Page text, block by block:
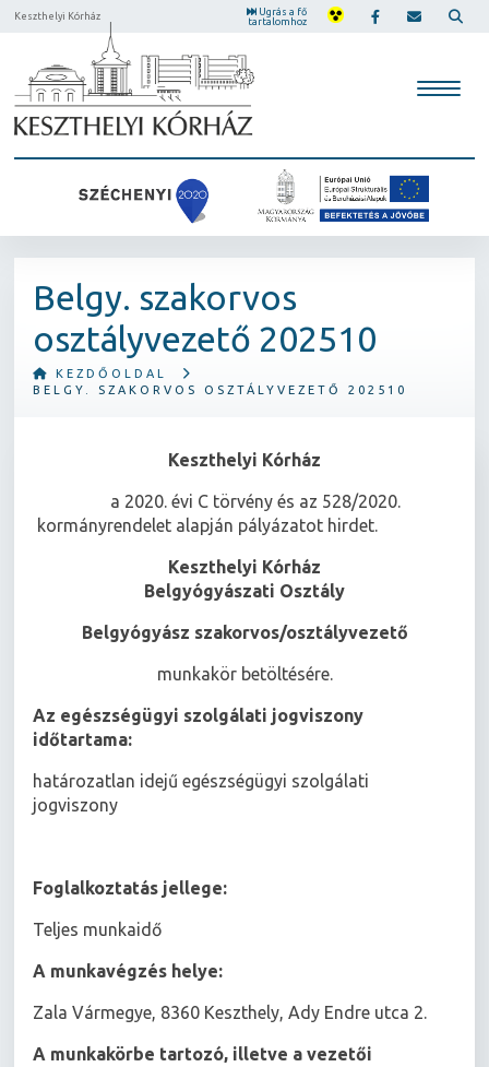
Keszthelyi Kórház
Ugrás a fő
tartalomhoz
Belgy. szakorvos
osztályvezető 202510
KEZDŐOLDAL
BELGY. SZAKORVOS OSZTÁLYVEZETŐ 202510
Keszthelyi Kórház
a 2020. évi C törvény és az 528/2020.
kormányrendelet alapján pályázatot hirdet.
Keszthelyi Kórház
Belgyógyászati Osztály
Belgyógyász szakorvos/osztályvezető
munkakör betöltésére.
Az egészségügyi szolgálati jogviszony
időtartama:
határozatlan idejű egészségügyi szolgálati
jogviszony
Foglalkoztatás jellege:
Teljes munkaidő
A munkavégzés helye:
Zala Vármegye, 8360 Keszthely, Ady Endre utca 2.
A munkakörbe tartozó, illetve a vezetői